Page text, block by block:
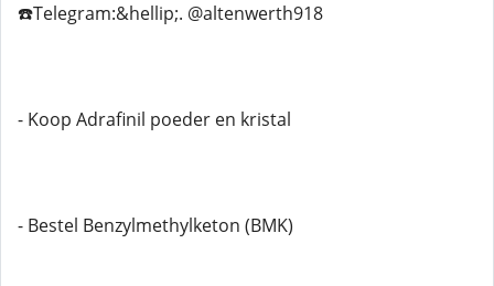
☎️Telegram:&hellip;. @altenwerth918
- Koop Adrafinil poeder en kristal
- Bestel Benzylmethylketon (BMK)